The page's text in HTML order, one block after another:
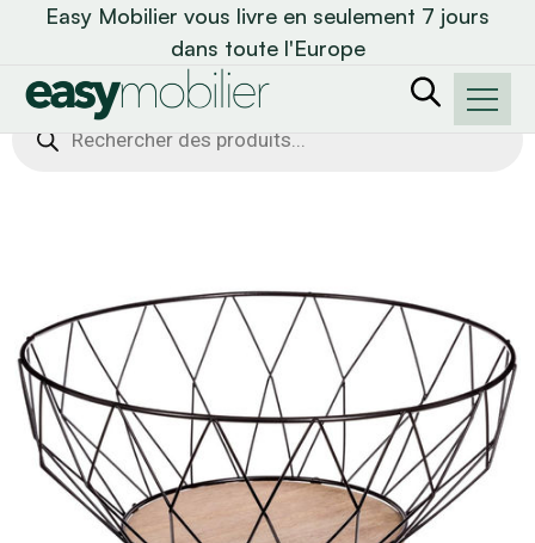
Easy Mobilier vous livre en seulement 7 jours
dans toute l'Europe
Recherche
de